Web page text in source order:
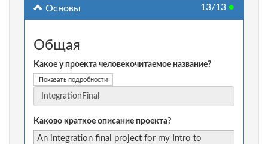
Основы 13/13 ●
Общая
Какое у проекта человекочитаемое название?
Показать подробности
Каково краткое описание проекта?
An integration final project for my Intro to